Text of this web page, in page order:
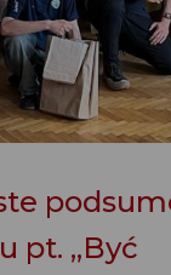
pt. „Być